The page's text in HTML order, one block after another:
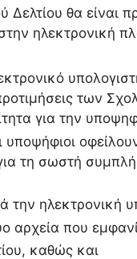
Δελτίου θα είναι
ηλεκτρονική
των
για την
υποψήφιοι
τη σωστή
την ηλεκτρονική
αρχεία που
καθώς και